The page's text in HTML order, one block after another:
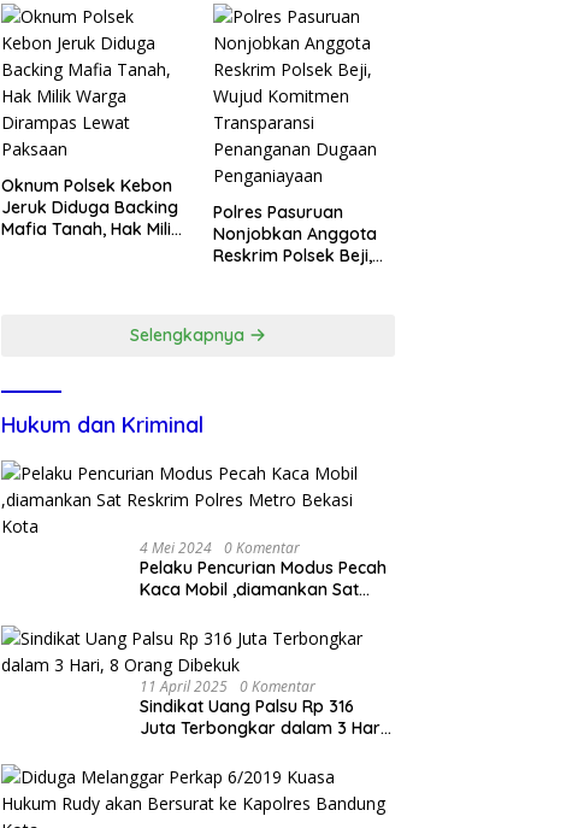
Trenggalek
Secara Cuma-cuma
Oknum Polsek Kebon
Jeruk Diduga Backing
Mafia Tanah, Hak Milik
Polres Pasuruan
Nonjobkan Anggota
Reskrim Polsek Beji,
Penganiayaan
Selengkapnya
Hukum dan Kriminal
4 Mei 2024 0 Komentar
Pelaku Pencurian Modus Pecah
Kaca Mobil ,diamankan Sat
Kota
11 April 2025 0 Komentar
Sindikat Uang Palsu Rp 316
Juta Terbongkar dalam 3 Hari,